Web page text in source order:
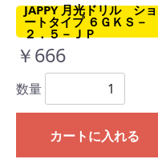
JAPPY 月光ドリル ショ
ートタイプ ６ＧＫＳ－
２．５－ＪＰ
￥666
数量
カートに入れる